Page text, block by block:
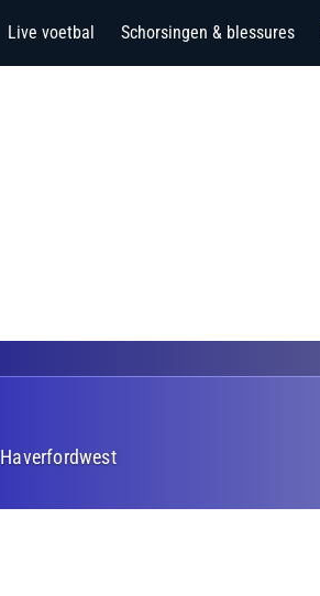
Live voetbal Schorsingen & blessures
Haverfordwest